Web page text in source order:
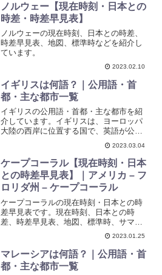
ノルウェー【現在時刻・日本との
時差・時差早見表】
ノルウェーの現在時刻、日本との時差、
時差早見表、地図、標準時などを紹介し
ています。
2023.02.10
イギリスは何語？｜公用語・首
都・主な都市一覧
イギリスの公用語・首都・主な都市を紹
介しています。イギリスは、ヨーロッパ
大陸の西岸に位置する国で、英語が公用
語となっており、首都はロンドンです。
2023.03.04
ケープコーラル【現在時刻・日本
との時差早見表】｜アメリカ – フ
ロリダ州 – ケープコーラル
ケープコーラルの現在時刻・日本との時
差早見表です。現在時刻、日本との時
差、時差早見表、地図、標準時、サマー
タイム期間などを紹介しています。2023.01.25
マレーシアは何語？｜公用語・首
都・主な都市一覧